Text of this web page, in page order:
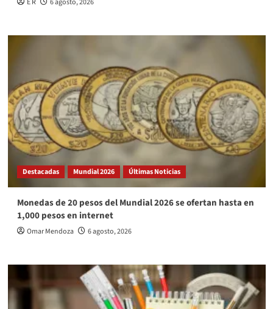
Destacadas Mundial 2026 Últimas Noticias
Monedas de 20 pesos del Mundial 2026 se ofertan hasta en
1,000 pesos en internet
Omar Mendoza 6 agosto, 2026